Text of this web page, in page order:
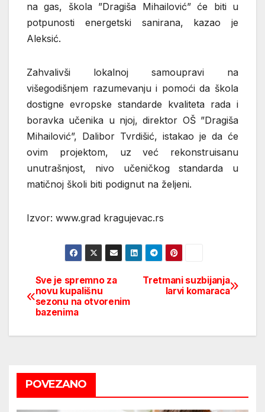
na gas, škola ”Dragiša Mihailović” će biti u
potpunosti energetski sanirana, kazao je
Aleksić.
Zahvalivši lokalnoj samoupravi na
višegodišnjem razumevanju i pomoći da škola
dostigne evropske standarde kvaliteta rada i
boravka učenika u njoj, direktor OŠ ”Dragiša
Mihailović”, Dalibor Tvrdišić, istakao je da će
ovim projektom, uz već rekonstruisanu
unutrašnjost, nivo učeničkog standarda u
matičnoj školi biti podignut na željeni.
Izvor: www.grad kragujevac.rs
Post
navigation
Tretmani suzbijanja
larvi komaraca
Sve je spremno za
novu kupališnu
sezonu na otvorenim
bazenima
POVEZANO